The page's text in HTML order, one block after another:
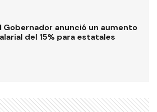
Gobernador anunció un aumento
del 15% para estatales